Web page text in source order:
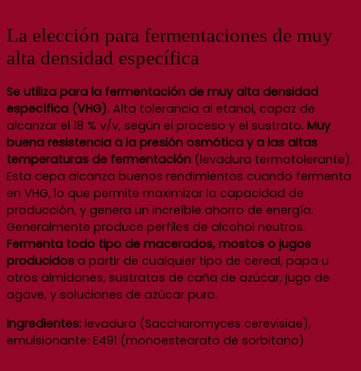
La elección para fermentaciones de muy
alta densidad específica
Se utiliza para la fermentación de muy alta densidad
específica (VHG). Alta tolerancia al etanol, capaz de
alcanzar el 18 % v/v, según el proceso y el sustrato. Muy
buena resistencia a la presión osmótica y a las altas
temperaturas de fermentación (levadura termotolerante).
Esta cepa alcanza buenos rendimientos cuando fermenta
en VHG, lo que permite maximizar la capacidad de
producción, y genera un increíble ahorro de energía.
Generalmente produce perfiles de alcohol neutros.
Fermenta todo tipo de macerados, mostos o jugos
producidos a partir de cualquier tipo de cereal, papa u
otros almidones, sustratos de caña de azúcar, jugo de
agave, y soluciones de azúcar puro.
Ingredientes: levadura (Saccharomyces cerevisiae),
emulsionante: E491 (monoestearato de sorbitano)